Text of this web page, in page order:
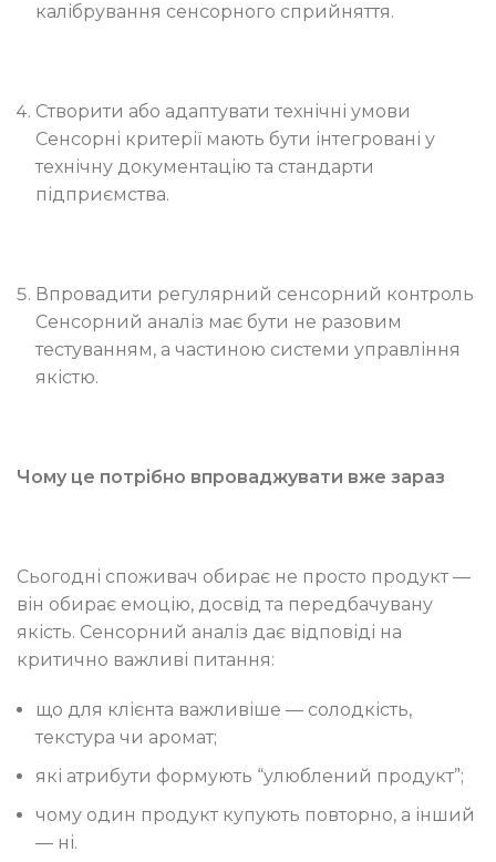
калібрування сенсорного сприйняття.
Створити або адаптувати технічні умови
Сенсорні критерії мають бути інтегровані у
технічну документацію та стандарти
підприємства.
Впровадити регулярний сенсорний контроль
Сенсорний аналіз має бути не разовим
тестуванням, а частиною системи управління
якістю.
Чому це потрібно впроваджувати вже зараз
Сьогодні споживач обирає не просто продукт —
він обирає емоцію, досвід та передбачувану
якість. Сенсорний аналіз дає відповіді на
критично важливі питання:
що для клієнта важливіше — солодкість,
текстура чи аромат;
які атрибути формують “улюблений продукт”;
чому один продукт купують повторно, а інший
— ні.